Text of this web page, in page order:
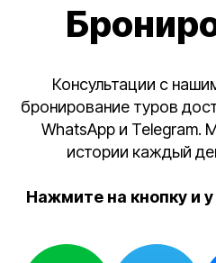
Консультации с
бронирование туров
WhatsApp и Telegram.
истории каждый
Нажмите на кнопку и